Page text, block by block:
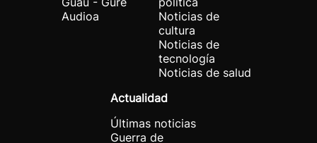
Audioa
Noticias de
cultura
Noticias de
tecnología
Noticias de salud
Actualidad
Últimas noticias
Guerra de